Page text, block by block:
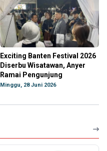
Exciting Banten Festival 2026
Diserbu Wisatawan, Anyer
Ramai Pengunjung
Minggu, 28 Juni 2026